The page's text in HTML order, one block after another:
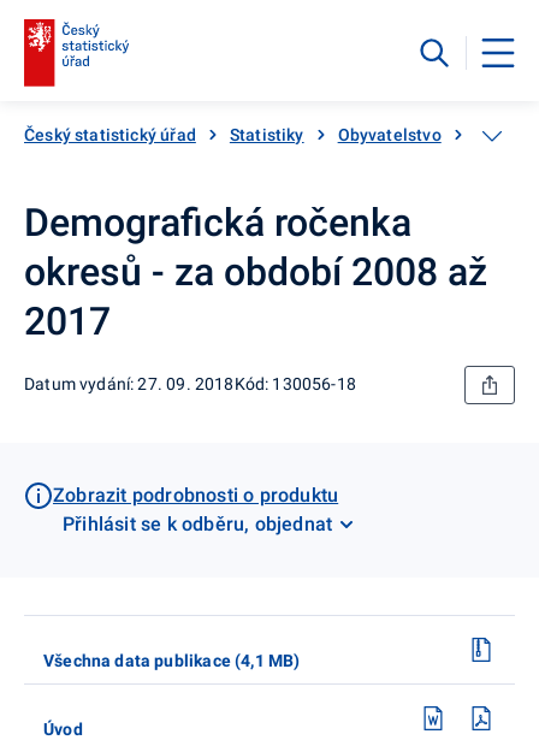
Český statistický úřad Statistiky Obyvatelstvo
Demografická ročenka
okresů - za období 2008 až
2017
Datum vydání: 27. 09. 2018Kód: 130056-18
Zobrazit podrobnosti o produktu
Přihlásit se k odběru, objednat
Všechna data publikace (4,1 MB)
Úvod